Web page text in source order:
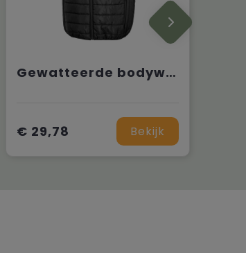
Gewatteerde bodywarmer Core
€ 29,78 Bekijk